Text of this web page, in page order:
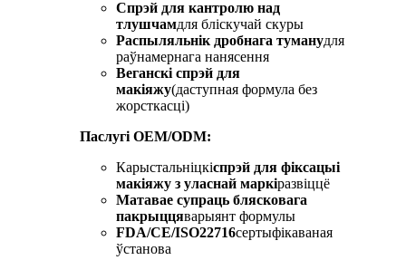
Спрэй для кантролю над
тлушчамдля бліскучай скуры
Распыляльнік дробнага туманудля
раўнамернага нанясення
Веганскі спрэй для
макіяжу(даступная формула без
жорсткасці)
Паслугі OEM/ODM:
Карыстальніцкіспрэй для фіксацыі
макіяжу з уласнай маркіразвіццё
Матавае супраць блясковага
пакрыццяварыянт формулы
FDA/CE/ISO22716сертыфікаваная
ўстанова